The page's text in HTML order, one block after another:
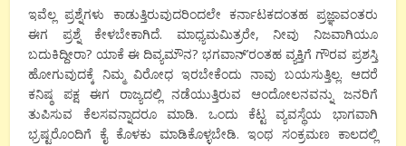
ಇವೆಲ್ಲ ಪ್ರಶ್ನೆಗಳು ಕಾಡುತ್ತಿರುವುದರಿಂದಲೇ ಕರ್ನಾಟಕದಂತಹ ಪ್ರಜ್ಞಾವಂತರು
ಈಗ ಪ್ರಶ್ನೆ ಕೇಳಬೇಕಾಗಿದೆ. ಮಾಧ್ಯಮಮಿತ್ರರೇ, ನೀವು ನಿಜವಾಗಿಯೂ
ಬದುಕಿದ್ದೀರಾ? ಯಾಕೆ ಈ ದಿವ್ಯಮೌನ? ಭಗವಾನ್’ರಂತಹ ವ್ಯಕ್ತಿಗೆ ಗೌರವ ಪ್ರಶಸ್ತಿ
ಹೋಗುವುದಕ್ಕೆ ನಿಮ್ಮ ವಿರೋಧ ಇರಬೇಕೆಂದು ನಾವು ಬಯಸುತ್ತಿಲ್ಲ. ಆದರೆ
ಕನಿಷ್ಠ ಪಕ್ಷ ಈಗ ರಾಜ್ಯದಲ್ಲಿ ನಡೆಯುತ್ತಿರುವ ಆಂದೋಲನವನ್ನು ಜನರಿಗೆ
ತುಪಿಸುವ ಕೆಲಸವನ್ನಾದರೂ ಮಾಡಿ. ಒಂದು ಕೆಟ್ಟ ವ್ಯವಸ್ಥೆಯ ಭಾಗವಾಗಿ
ಭ್ರಷ್ಟರೊಂದಿಗೆ ಕೈ ಕೊಳಕು ಮಾಡಿಕೊಳ್ಳಬೇಡಿ. ಇಂಥ ಸಂಕ್ರಮಣ ಕಾಲದಲ್ಲಿ